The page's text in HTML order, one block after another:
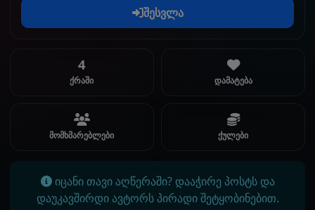
შესვლა
4
ქრაში დამატება
მომხმარებლები ქულები
იცანი თავი აღწერაში? დააჭირე პოსტს და
დაუკავშირდი ავტორს პირადი შეტყობინებით.